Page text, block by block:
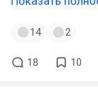
14 2
18 10